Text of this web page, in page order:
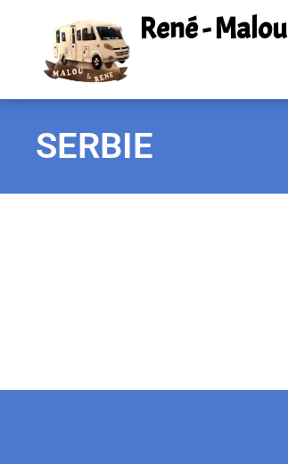
René - Malou
SERBIE